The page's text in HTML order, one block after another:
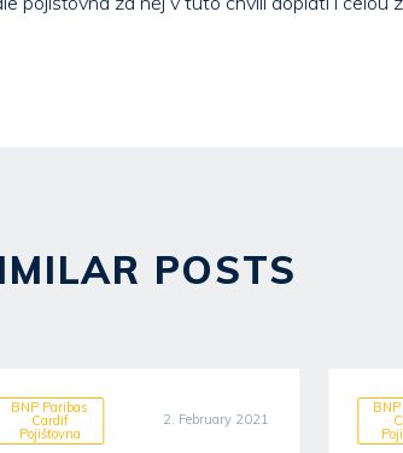
POSTS
BNP Paribas
Cardif
Pojišťovna
2. February 2021